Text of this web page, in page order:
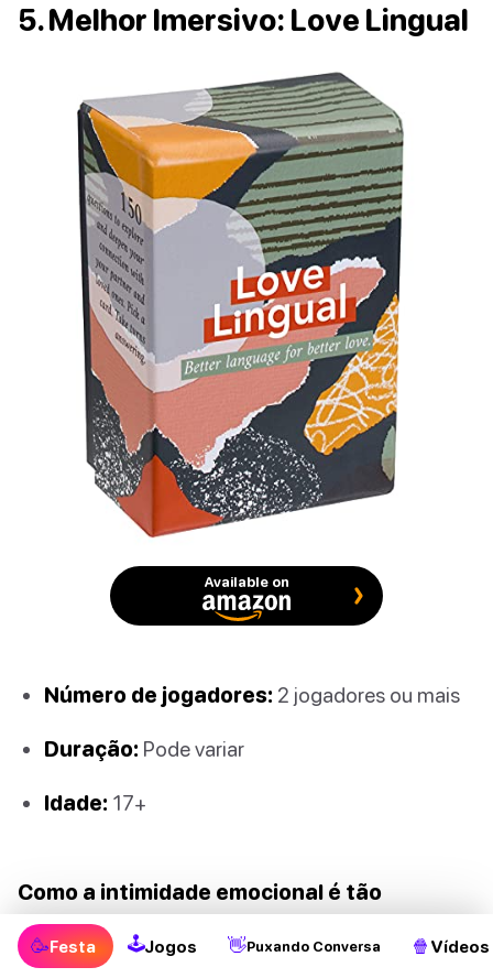
5. Melhor Imersivo: Love Lingual
Available on
Número de jogadores: 2 jogadores ou mais
Duração: Pode variar
Idade: 17+
Como a intimidade emocional é tão
importante quanto a intimidade física, Love
Lingual é uma de nossas principais
🥳Festa 🕹Jogos 👋Puxando Conversa 🍿 Vídeos